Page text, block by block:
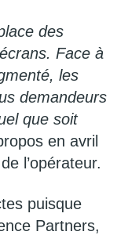
des
Face à
les
demandeurs
que soit
en avril
l’opérateur.
puisque
Partners,